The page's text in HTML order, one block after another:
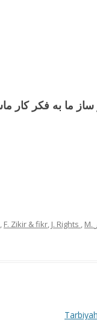
ساز ما به فكر
, F. Zikir & fikr, J. Rights ,